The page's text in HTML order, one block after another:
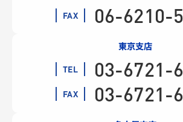
FAX 06-6210-
東京支店
TEL 03-6721-
FAX 03-6721-